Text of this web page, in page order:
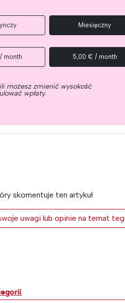
Miesięczny
month 5,00 € / month
możesz zmienić wysokość
wpłaty.
skomentuje ten artykuł
uwagi lub opinie na temat